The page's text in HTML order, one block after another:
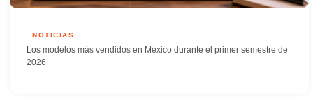
NOTICIAS
Los modelos más vendidos en México durante el primer semestre de
2026